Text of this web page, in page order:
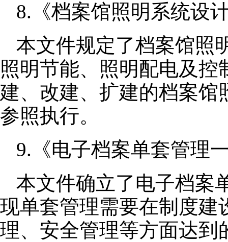
8.《档案馆照明系统设
本文件规定了档案馆照
照明节能、照明配电及
建、改建、扩建的档案馆
参照执行。
9.《电子档案单套管理
本文件确立了电子档案
现单套管理需要在制度建
理、安全管理等方面达到